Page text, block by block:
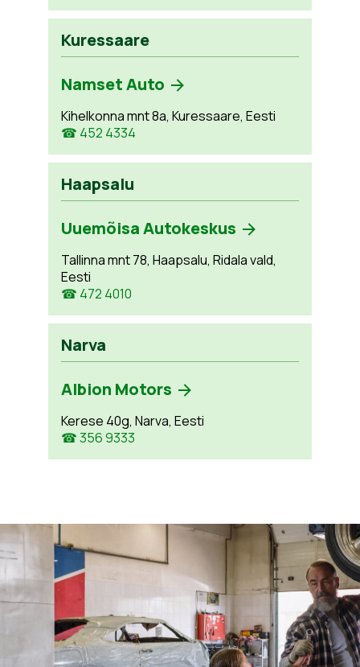
Kuressaare
Namset Auto
Kihelkonna mnt 8a, Kuressaare, Eesti
☎ 452 4334
Haapsalu
Uuemõisa Autokeskus
Tallinna mnt 78, Haapsalu, Ridala vald,
Eesti
☎ 472 4010
Narva
Albion Motors
Kerese 40g, Narva, Eesti
☎ 356 9333